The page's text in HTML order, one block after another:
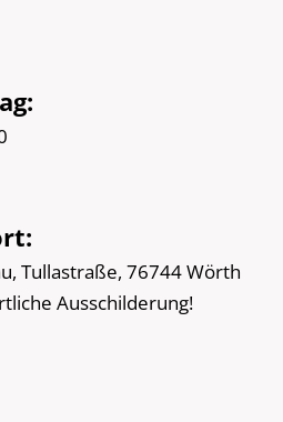
Tullastraße, 76744 Wörth
Ausschilderung!